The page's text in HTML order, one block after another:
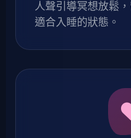
人聲引導冥想放鬆
適合入睡的狀態。